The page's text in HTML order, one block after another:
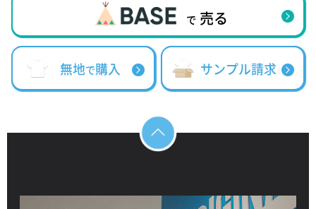
で 売る
無地で購入 サンプル請求